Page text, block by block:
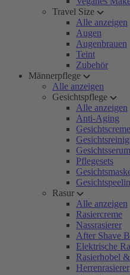
Travel Size
Alle anzeigen
Augen
Augenbrauen
Teint
Zubehör
Männerpflege
Alle anzeigen
Gesichtspflege
Alle anzeigen
Anti-Aging
Gesichtscreme
Gesichtsserum
Pflegesets
Rasur
Alle anzeigen
Rasiercreme
Nassrasierer
After Shave
Elektrische
Rasierhobel
Herrenrasierer